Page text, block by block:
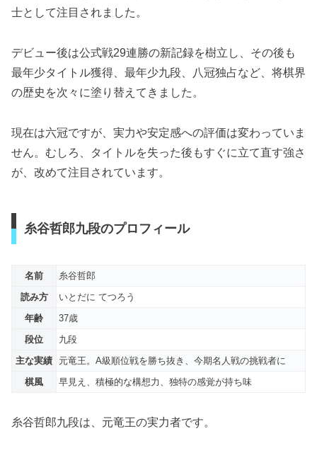
士として注目されました。
デビュー後は公式戦29連勝の新記録を樹立し、その後も
最年少タイトル獲得、最年少九段、八冠独占など、将棋界
の歴史を次々に塗り替えてきました。
現在は六冠ですが、実力や安定感への評価は変わっていま
せん。むしろ、タイトルを失った後もすぐに立て直す強さ
が、改めて注目されています。
糸谷哲郎九段のプロフィール
名前
糸谷哲郎
読み方
いとだに てつろう
年齢
37歳
段位
九段
主な実績
元竜王。A級順位戦を勝ち抜き、今期名人戦の挑戦者に
棋風
早見え、積極的な構想力、独特の感覚が持ち味
糸谷哲郎九段は、元竜王の実力者です。